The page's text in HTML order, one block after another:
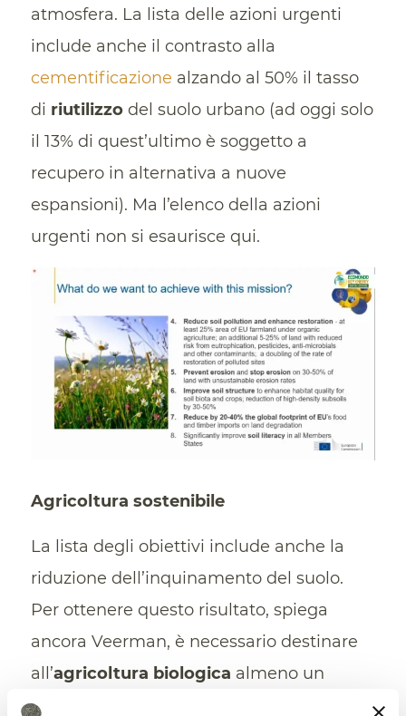
atmosfera. La lista delle azioni urgenti
include anche il contrasto alla
cementificazione alzando al 50% il tasso
di riutilizzodel suolo urbano (ad oggi solo
il 13% di quest’ultimo è soggetto a
recupero in alternativa a nuove
espansioni). Ma l’elenco della azioni
urgenti non si esaurisce qui.
Agricoltura sostenibile
La lista degli obiettivi include anche la
riduzione dell’inquinamento del suolo.
Per ottenere questo risultato, spiega
ancora Veerman, è necessario destinare
all’agricoltura biologica almeno un
quarto del territorio coltivato in Europa.